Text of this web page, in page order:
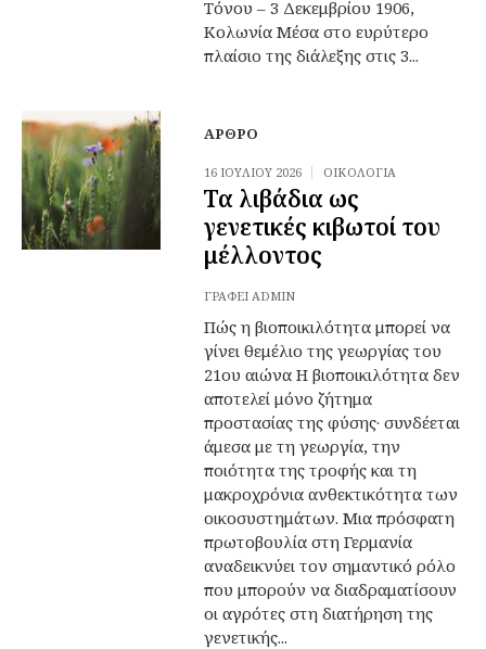
Τόνου – 3 Δεκεμβρίου 1906,
Κολωνία Μέσα στο ευρύτερο
πλαίσιο της διάλεξης στις 3...
ΆΡΘΡΟ
16 ΙΟΥΛΊΟΥ 2026 ΟΙΚΟΛΟΓΊΑ
Τα λιβάδια ως
γενετικές κιβωτοί του
μέλλοντος
ΓΡΆΦΕΙ ADMIN
Πώς η βιοποικιλότητα μπορεί να
γίνει θεμέλιο της γεωργίας του
21ου αιώνα Η βιοποικιλότητα δεν
αποτελεί μόνο ζήτημα
προστασίας της φύσης· συνδέεται
άμεσα με τη γεωργία, την
ποιότητα της τροφής και τη
μακροχρόνια ανθεκτικότητα των
οικοσυστημάτων. Μια πρόσφατη
πρωτοβουλία στη Γερμανία
αναδεικνύει τον σημαντικό ρόλο
που μπορούν να διαδραματίσουν
οι αγρότες στη διατήρηση της
γενετικής...